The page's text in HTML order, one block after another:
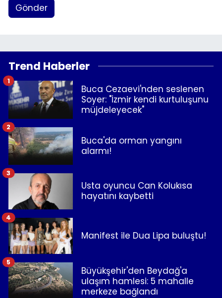
Gönder
Trend Haberler
Buca Cezaevi'nden seslenen
Soyer: "İzmir kendi kurtuluşunu
müjdeleyecek"
1
Buca'da orman yangını
alarmı!
2
Usta oyuncu Can Kolukısa
hayatını kaybetti
3
Manifest ile Dua Lipa buluştu!
4
Büyükşehir'den Beydağ'a
ulaşım hamlesi: 5 mahalle
merkeze bağlandı
5